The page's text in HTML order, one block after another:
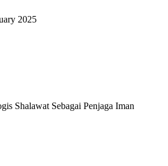
2025
Shalawat Sebagai Penjaga Iman